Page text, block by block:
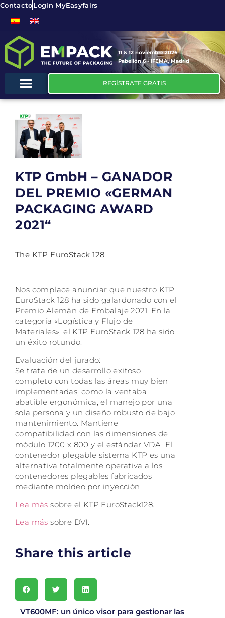
ContactoLogin MyEasyfairs
11 & 12 noviembre 2026
Pabellón 6 - IFEMA, Madrid
REGÍSTRATE GRATIS
KTP GmbH – GANADOR
DEL PREMIO «GERMAN
PACKAGING AWARD
2021“
The KTP EuroStack 128
Nos complace anunciar que nuestro KTP
EuroStack 128 ha sido galardonado con el
Premio Alemán de Embalaje 2021. En la
categoría «Logística y Flujo de
Materiales», el KTP EuroStack 128 ha sido
un éxito rotundo.
Evaluación del jurado:
Se trata de un desarrollo exitoso
completo con todas las áreas muy bien
implementadas, como la ventaba
abatible ergonómica, el manejo por una
sola persona y un diseño robusto de bajo
mantenimiento. Mantiene
compatibilidad con las dimensiones de
módulo 1200 x 800 y el estándar VDA. El
contenedor plegable sistema KTP es una
alternativa totalmente operativa a los
contenedores plegables fabricados
mediante moldeo por inyección.
Lea más sobre el KTP EuroStack128.
Lea más sobre DVI.
Share this article
VT600MF: un único visor para gestionar las